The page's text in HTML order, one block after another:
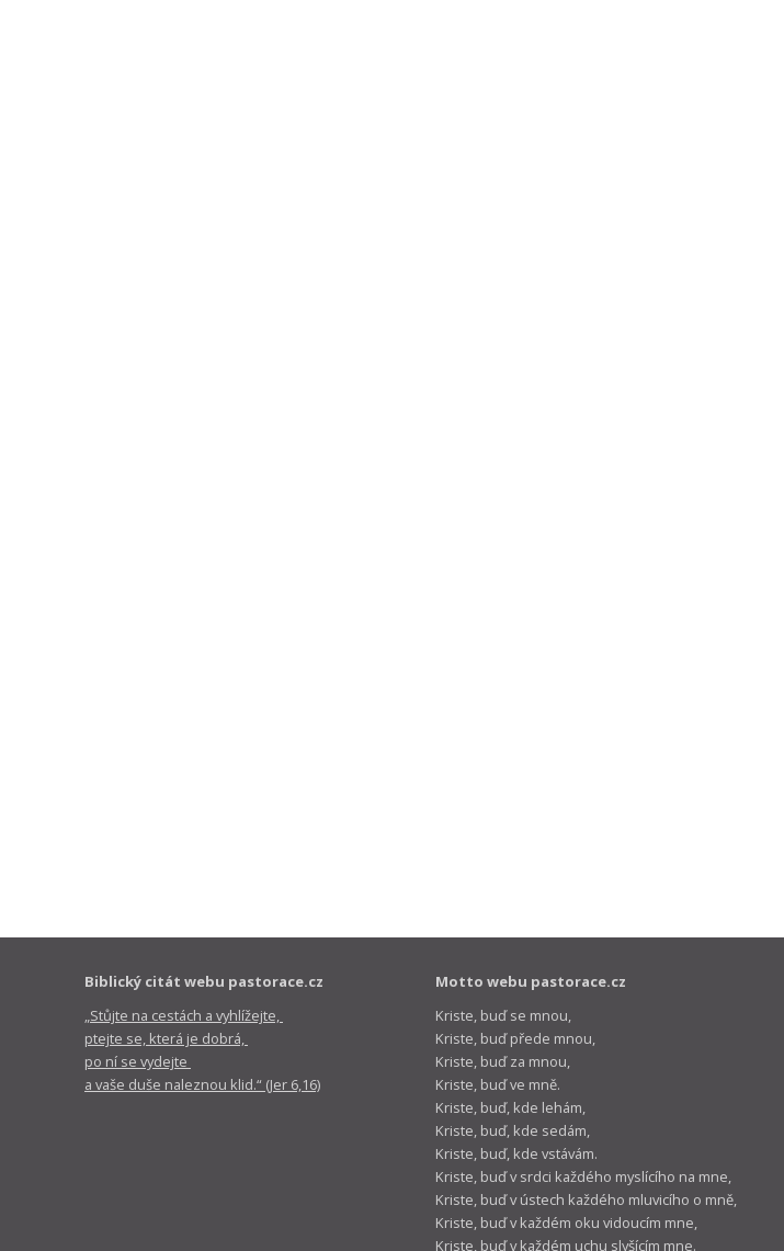
Biblický citát webu pastorace.cz
„Stůjte na cestách a vyhlížejte,
ptejte se, která je dobrá,
po ní se vydejte
a vaše duše naleznou klid.“ (Jer 6,16)
Motto webu pastorace.cz
Kriste, buď se mnou,
Kriste, buď přede mnou,
Kriste, buď za mnou,
Kriste, buď ve mně.
Kriste, buď, kde lehám,
Kriste, buď, kde sedám,
Kriste, buď, kde vstávám.
Kriste, buď v srdci každého myslícího na mne,
Kriste, buď v ústech každého mluvicího o mně,
Kriste, buď v každém oku vidoucím mne,
Kriste, buď v každém uchu slyšícím mne.